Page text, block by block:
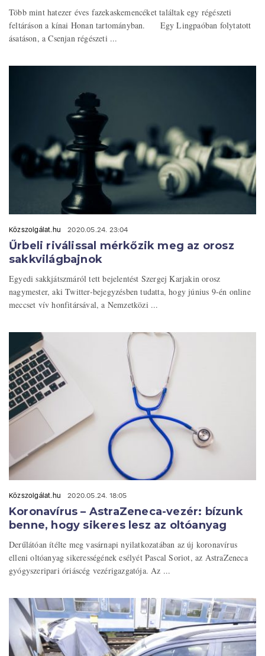
Több mint hatezer éves fazekaskemencéket találtak egy régészeti
feltáráson a kínai Honan tartományban. Egy Lingpaóban folytatott
ásatáson, a Csenjan régészeti ...
Közszolgálat.hu 2020.05.24. 23:04
Űrbeli riválissal mérkőzik meg az orosz
sakkvilágbajnok
Egyedi sakkjátszmáról tett bejelentést Szergej Karjakin orosz
nagymester, aki Twitter-bejegyzésben tudatta, hogy június 9-én online
meccset vív honfitársával, a Nemzetközi ...
Közszolgálat.hu 2020.05.24. 18:05
Koronavírus – AstraZeneca-vezér: bízunk
benne, hogy sikeres lesz az oltóanyag
Derűlátóan ítélte meg vasárnapi nyilatkozatában az új koronavírus
elleni oltóanyag sikerességének esélyét Pascal Soriot, az AstraZeneca
gyógyszeripari óriáscég vezérigazgatója. Az ...